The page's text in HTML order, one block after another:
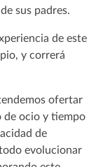
sus padres.
de este
y correrá
ofertar
de ocio y tiempo
de
evolucionar